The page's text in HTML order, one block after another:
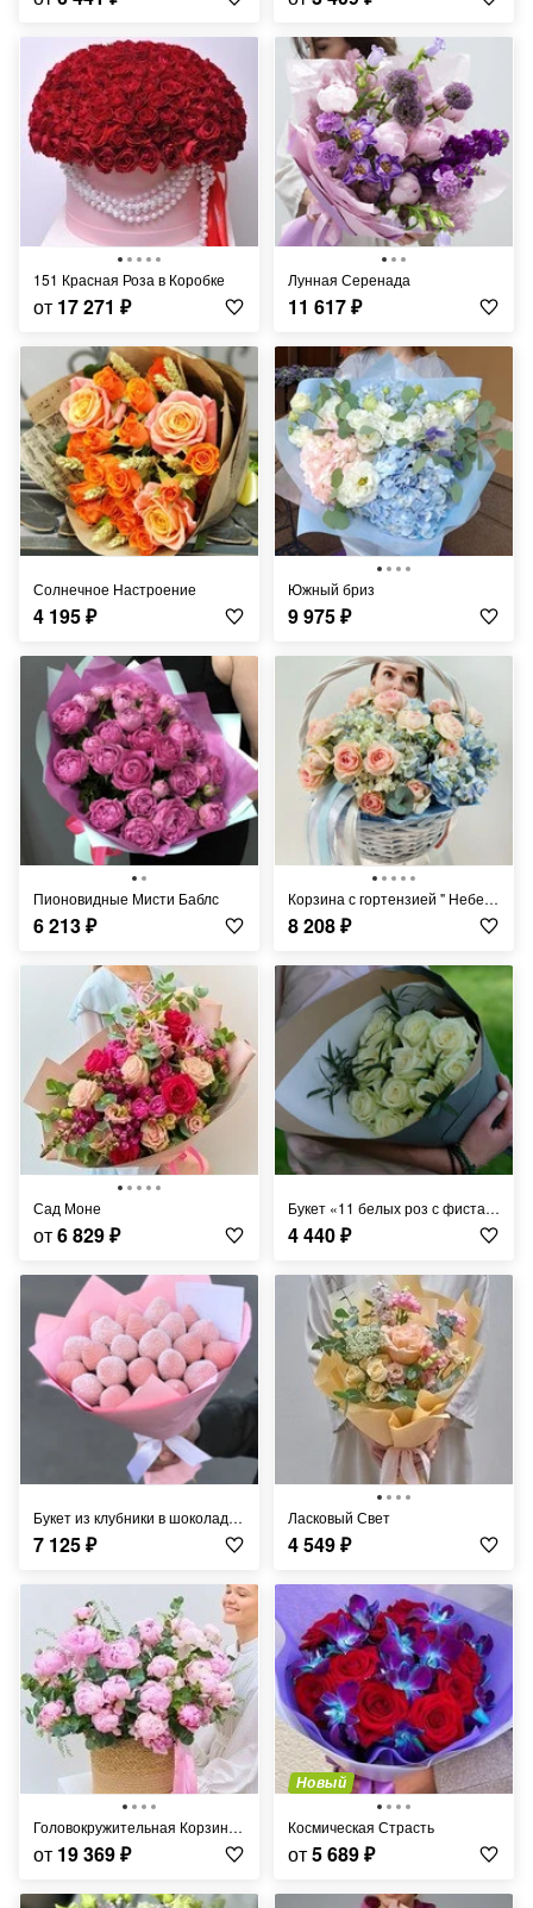
151 Красная Роза в Коробке
от 17 271 ₽
Лунная Серенада
11 617₽
Солнечное Настроение
4 195₽
Южный бриз
9 975₽
Пионовидные Мисти Баблс
6 213₽
Корзина с гортензией " Небесный взор"
8 208₽
Сад Моне
от6 829₽
Букет «11 белых роз с фисташкой»
4 440₽
Букет из клубники в шоколаде «Нанси» - S
7 125₽
Ласковый Свет
4 549₽
Головокружительная Корзина Пионов
от 19 369₽
Новый
Космическая Страсть
от5 689₽